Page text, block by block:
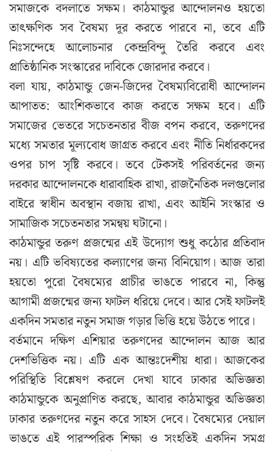
সমাজকে বদলাতে সক্ষম। কাঠমান্ডুর আন্দোলনও হয়তো
তাৎক্ষণিক সব বৈষম্য দূর করতে পারবে না, তবে এটি
নিঃসন্দেহে আলোচনার কেন্দ্রবিন্দু তৈরি করবে এবং
প্রাতিষ্ঠানিক সংস্কারের দাবিকে জোরদার করবে।
বলা যায়, কাঠমান্ডু জেন-জিদের বৈষম্যবিরোধী আন্দোলন
আপাতত: আংশিকভাবে কাজ করতে সক্ষম হবে। এটি
সমাজের ভেতরে সচেতনতার বীজ বপন করবে, তরুণদের
মধ্যে সমতার মূল্যবোধ জাগ্রত করবে এবং নীতি নির্ধারকদের
ওপর চাপ সৃষ্টি করবে। তবে টেকসই পরিবর্তনের জন্য
দরকার আন্দোলনকে ধারাবাহিক রাখা, রাজনৈতিক দলগুলোর
বাইরে স্বাধীন অবস্থান বজায় রাখা, এবং আইনি সংস্কার ও
সামাজিক সচেতনতার সমন্বয় ঘটানো।
কাঠমান্ডুর তরুণ প্রজন্মের এই উদ্যোগ শুধু কঠোর প্রতিবাদ
নয়। এটি ভবিষ্যতের কল্যাণের জন্য বিনিয়োগ। আজ তারা
হয়তো পুরো বৈষম্যের প্রাচীর ভাঙতে পারবে না, কিন্তু
আগামী প্রজন্মের জন্য ফাটল ধরিয়ে দেবে। আর সেই ফাটলই
একদিন সমতার নতুন সমাজ গড়ার ভিত্তি হয়ে উঠতে পারে।
বর্তমানে দক্ষিণ এশিয়ার তরুণদের আন্দোলন আজ আর
দেশভিত্তিক নয়। এটি এক আন্তঃদেশীয় ধারা। আজকের
পরিস্থিতি বিশ্লেষণ করলে দেখা যাবে ঢাকার অভিজ্ঞতা
কাঠমান্ডুকে অনুপ্রাণিত করছে, আবার কাঠমান্ডুর অভিজ্ঞতা
ঢাকার তরুণদের নতুন করে সাহস দেবে। বৈষম্যের দেয়াল
ভাঙতে এই পারস্পরিক শিক্ষা ও সংহতিই একদিন সমগ্র